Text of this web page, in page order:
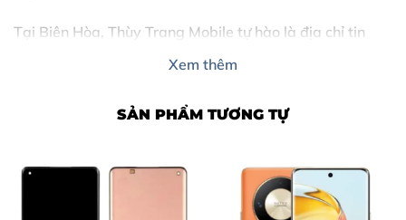
Tại Biên Hòa, Thùy Trang Mobile tự hào là địa chỉ tin
đảm bảo độ bền và tính thẩm mỹ tuyệt đối cho dòng
Xem thêm
SẢN PHẨM TƯƠNG TỰ